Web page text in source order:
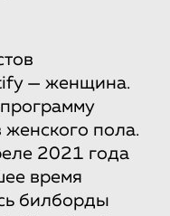
— женщина.
пола.
2021 года
время
билборды